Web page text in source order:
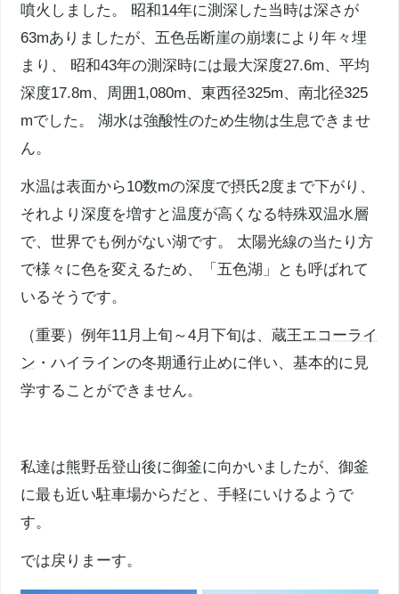
噴火しました。 昭和14年に測深した当時は深さが
63mありましたが、五色岳断崖の崩壊により年々埋
まり、 昭和43年の測深時には最大深度27.6m、平均
深度17.8m、周囲1,080m、東西径325m、南北径325
mでした。 湖水は強酸性のため生物は生息できませ
ん。
水温は表面から10数mの深度で摂氏2度まで下がり、
それより深度を増すと温度が高くなる特殊双温水層
で、世界でも例がない湖です。 太陽光線の当たり方
で様々に色を変えるため、「五色湖」とも呼ばれて
いるそうです。
（重要）例年11月上旬～4月下旬は、蔵王エコーライ
ン ・ハイラインの冬期通行止めに伴い、基本的に見
学することができません。
私達は熊野岳登山後に御釜に向かいましたが、御釜
に最も近い駐車場からだと、手軽にいけるようで
す。
では戻りまーす。